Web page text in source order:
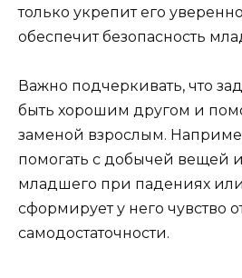
только укрепит его
обеспечит безопасность
Важно подчеркивать, что
быть хорошим другом и
заменой взрослым.
помогать с добычей вещей
младшего при падениях или
сформирует у него чувство
самодостаточности.